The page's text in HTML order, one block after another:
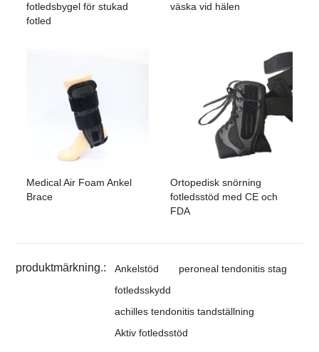
fotledsbygel för stukad
fotled
väska vid hälen
Medical Air Foam Ankel
Brace
Ortopedisk snörning
fotledsstöd med CE och
FDA
produktmärkning.: Ankelstöd
peroneal tendonitis stag
fotledsskydd
achilles tendonitis tandställning
Aktiv fotledsstöd